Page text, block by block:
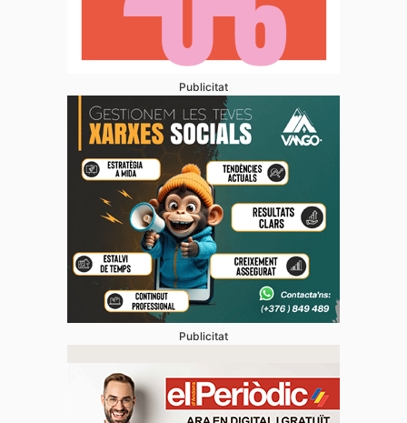
Publicitat
Publicitat